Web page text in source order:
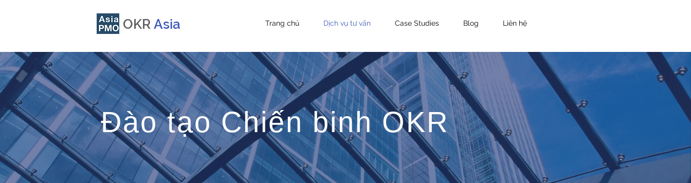
OKR Asia Trang chủ Dịch vụ tư vấn Case Studies Blog Liên hệ
Đào tạo Chiến binh OKR